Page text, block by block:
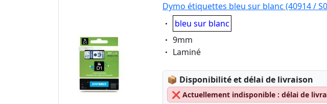
Dymo étiquettes bleu sur blanc (40914 /
Eigenschaft:
bleu sur blanc
Eigenschaft:
9mm
Eigenschaft:
Laminé
📦 Lagerstatus:
Disponibilité et délai de livraison
❌ Actuellement indisponible : délai de